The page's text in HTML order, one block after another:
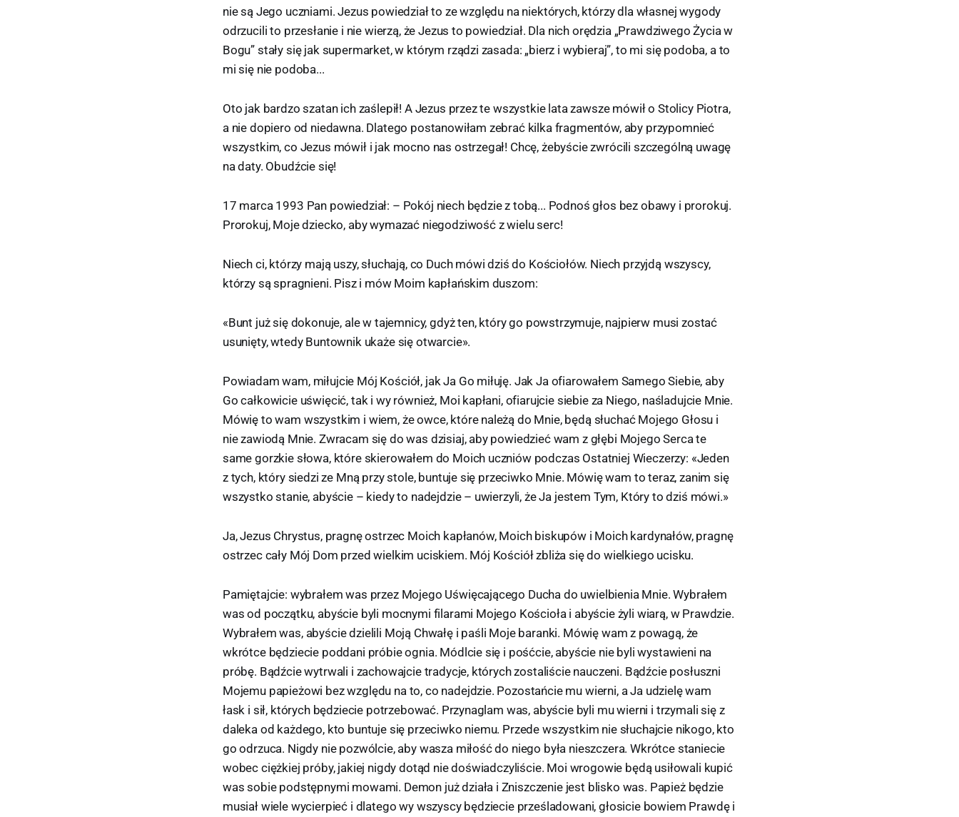
nie są Jego uczniami. Jezus powiedział to ze względu na niektórych, którzy dla własnej wygody
odrzucili to przesłanie i nie wierzą, że Jezus to powiedział. Dla nich orędzia „Prawdziwego Życia w
Bogu” stały się jak supermarket, w którym rządzi zasada: „bierz i wybieraj”, to mi się podoba, a to
mi się nie podoba...
Oto jak bardzo szatan ich zaślepił! A Jezus przez te wszystkie lata zawsze mówił o Stolicy Piotra,
a nie dopiero od niedawna. Dlatego postanowiłam zebrać kilka fragmentów, aby przypomnieć
wszystkim, co Jezus mówił i jak mocno nas ostrzegał! Chcę, żebyście zwrócili szczególną uwagę
na daty. Obudźcie się!
17 marca 1993 Pan powiedział: – Pokój niech będzie z tobą... Podnoś głos bez obawy i prorokuj.
Prorokuj, Moje dziecko, aby wymazać niegodziwość z wielu serc!
Niech ci, którzy mają uszy, słuchają, co Duch mówi dziś do Kościołów. Niech przyjdą wszyscy,
którzy są spragnieni. Pisz i mów Moim kapłańskim duszom:
«Bunt już się dokonuje, ale w tajemnicy, gdyż ten, który go powstrzymuje, najpierw musi zostać
usunięty, wtedy Buntownik ukaże się otwarcie».
Powiadam wam, miłujcie Mój Kościół, jak Ja Go miłuję. Jak Ja ofiarowałem Samego Siebie, aby
Go całkowicie uświęcić, tak i wy również, Moi kapłani, ofiarujcie siebie za Niego, naśladujcie Mnie.
Mówię to wam wszystkim i wiem, że owce, które należą do Mnie, będą słuchać Mojego Głosu i
nie zawiodą Mnie. Zwracam się do was dzisiaj, aby powiedzieć wam z głębi Mojego Serca te
same gorzkie słowa, które skierowałem do Moich uczniów podczas Ostatniej Wieczerzy: «Jeden
z tych, który siedzi ze Mną przy stole, buntuje się przeciwko Mnie. Mówię wam to teraz, zanim się
wszystko stanie, abyście – kiedy to nadejdzie – uwierzyli, że Ja jestem Tym, Który to dziś mówi.»
Ja, Jezus Chrystus, pragnę ostrzec Moich kapłanów, Moich biskupów i Moich kardynałów, pragnę
ostrzec cały Mój Dom przed wielkim uciskiem. Mój Kościół zbliża się do wielkiego ucisku.
Pamiętajcie: wybrałem was przez Mojego Uświęcającego Ducha do uwielbienia Mnie. Wybrałem
was od początku, abyście byli mocnymi filarami Mojego Kościoła i abyście żyli wiarą, w Prawdzie.
Wybrałem was, abyście dzielili Moją Chwałę i paśli Moje baranki. Mówię wam z powagą, że
wkrótce będziecie poddani próbie ognia. Módlcie się i pośćcie, abyście nie byli wystawieni na
próbę. Bądźcie wytrwali i zachowajcie tradycje, których zostaliście nauczeni. Bądźcie posłuszni
Mojemu papieżowi bez względu na to, co nadejdzie. Pozostańcie mu wierni, a Ja udzielę wam
łask i sił, których będziecie potrzebować. Przynaglam was, abyście byli mu wierni i trzymali się z
daleka od każdego, kto buntuje się przeciwko niemu. Przede wszystkim nie słuchajcie nikogo, kto
go odrzuca. Nigdy nie pozwólcie, aby wasza miłość do niego była nieszczera. Wkrótce staniecie
wobec ciężkiej próby, jakiej nigdy dotąd nie doświadczyliście. Moi wrogowie będą usiłowali kupić
was sobie podstępnymi mowami. Demon już działa i Zniszczenie jest blisko was. Papież będzie
musiał wiele wycierpieć i dlatego wy wszyscy będziecie prześladowani, głosicie bowiem Prawdę i